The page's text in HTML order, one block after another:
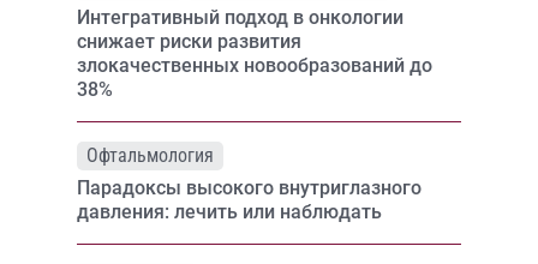
Интегративный подход в онкологии
снижает риски развития
злокачественных новообразований до
38%
Офтальмология
Парадоксы высокого внутриглазного
давления: лечить или наблюдать